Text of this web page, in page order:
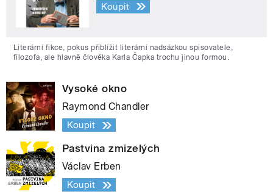
Koupit
Literární fikce, pokus přiblížit literární nadsázkou spisovatele,
filozofa, ale hlavně člověka Karla Čapka trochu jinou formou.
Vysoké okno
Raymond Chandler
Koupit
Pastvina zmizelých
Václav Erben
Koupit